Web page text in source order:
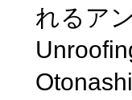
れるア